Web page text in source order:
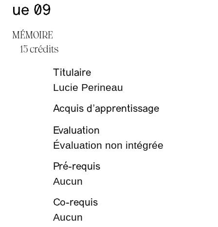
ue 09
MÉMOIRE
15 crédits
Titulaire
Lucie Perineau
Acquis d’apprentissage
Evaluation
Évaluation non intégrée
Pré-requis
Aucun
Co-requis
Aucun